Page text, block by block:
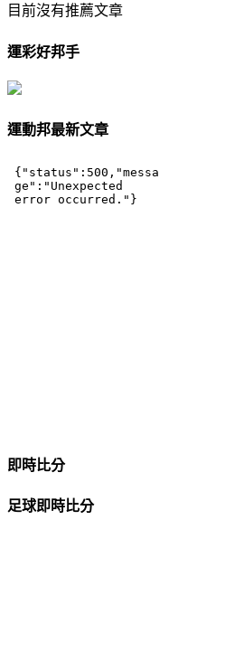
目前沒有推薦文章
運彩好邦手
運動邦最新文章
即時比分
足球即時比分